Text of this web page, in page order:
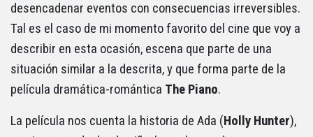
desencadenar eventos con consecuencias irreversibles.
Tal es el caso de mi momento favorito del cine que voy a
describir en esta ocasión, escena que parte de una
situación similar a la descrita, y que forma parte de la
película dramática-romántica The Piano.
La película nos cuenta la historia de Ada (Holly Hunter),